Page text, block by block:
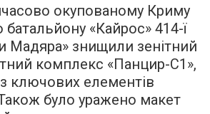
окупованому Криму
«Кайрос» 414-ї
Мадяра» знищили зенітний
комплекс «Панцир-С1»,
ключових елементів
було уражено макет